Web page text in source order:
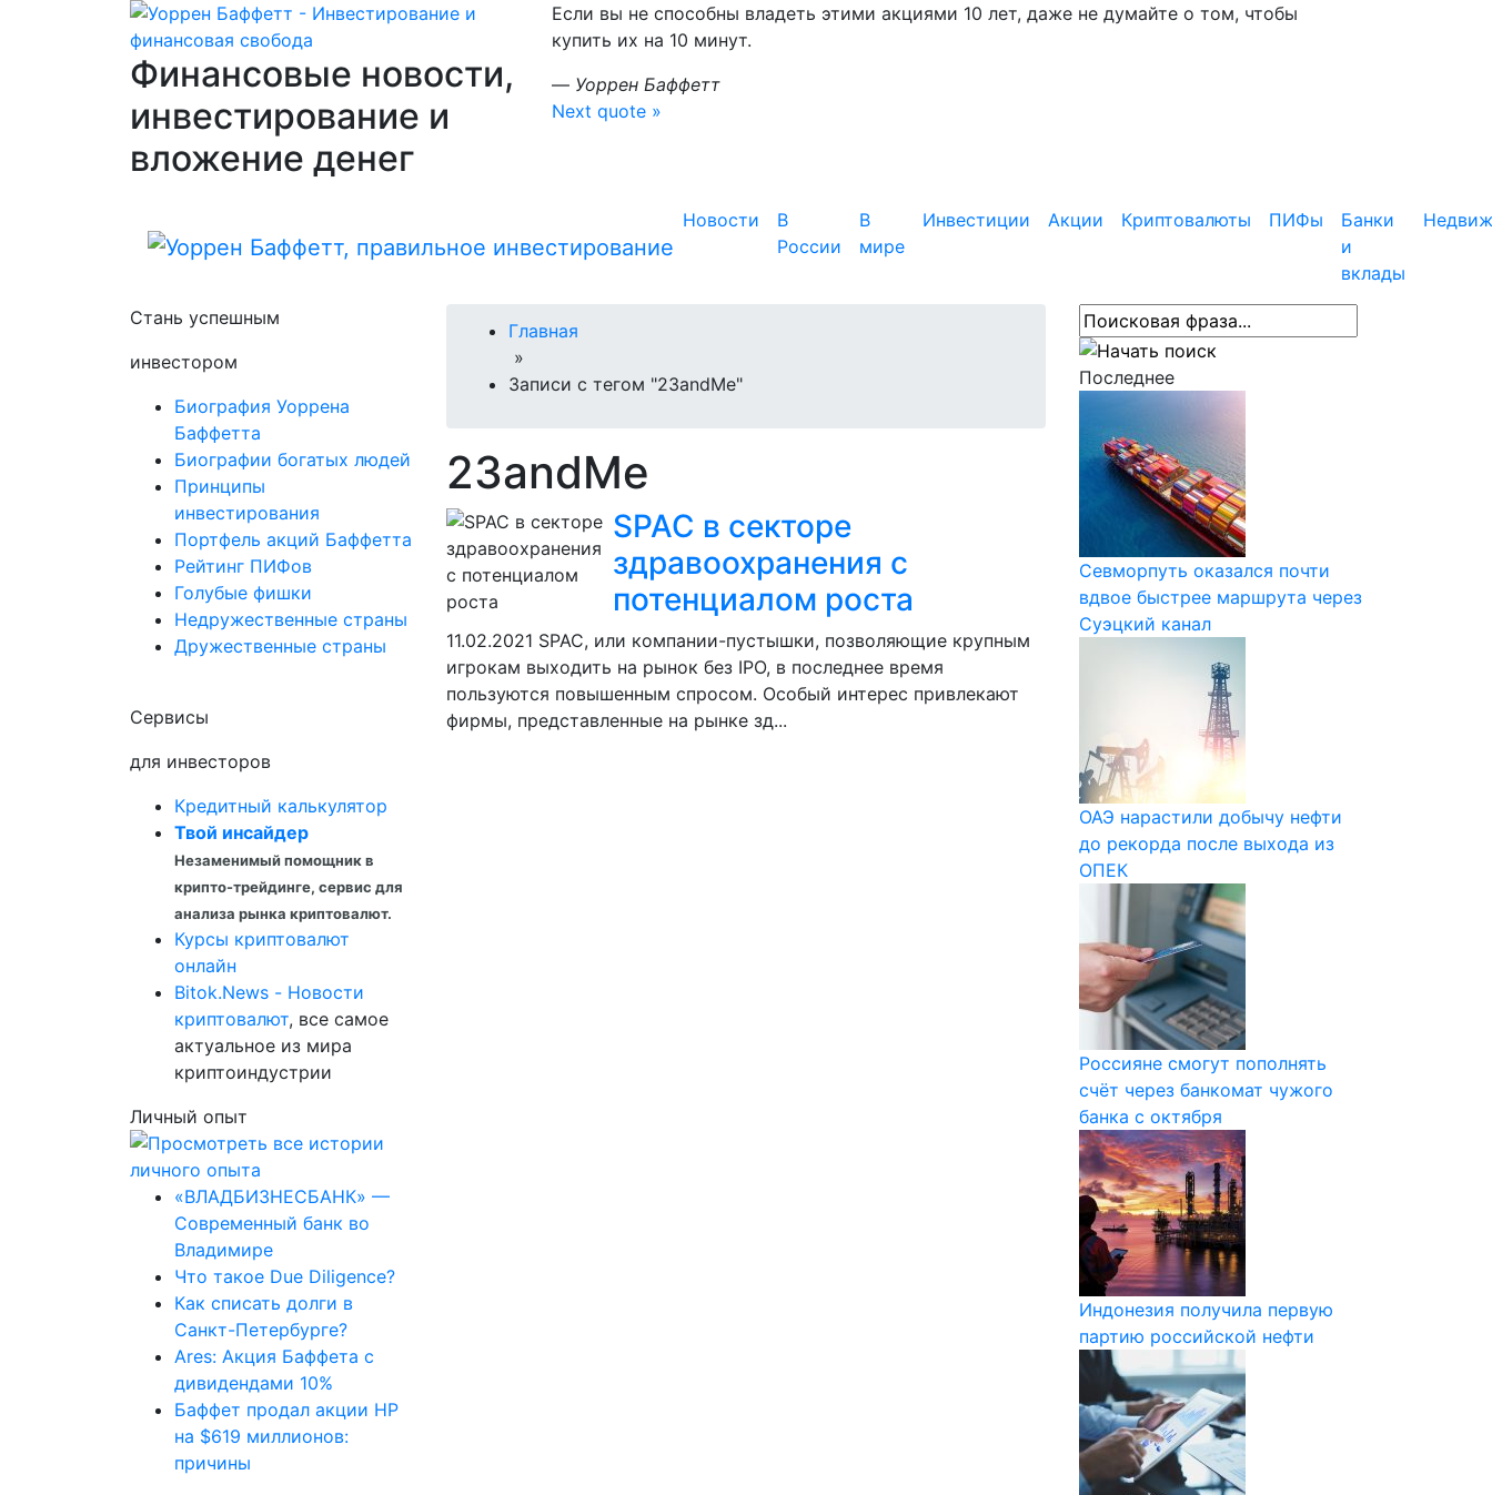
Финансовые новости,
инвестирование и
вложение денег
Если вы не способны владеть этими акциями 10 лет, даже не думайте о том, чтобы
купить их на 10 минут.
— Уоррен Баффетт
Next quote »
Новости
В
России
В
мире
Инвестиции Акции Криптовалюты ПИФы
Банки
и
вклады
Стань успешным
инвестором
Биография Уоррена
Баффетта
Биографии богатых людей
Принципы
инвестирования
Портфель акций Баффетта
Рейтинг ПИФов
Голубые фишки
Недружественные страны
Дружественные страны
Сервисы
для инвесторов
Кредитный калькулятор
Твой инсайдер
Незаменимый помощник в
крипто-трейдинге, сервис для
анализа рынка криптовалют.
Курсы криптовалют
онлайн
Bitok.News - Новости
криптовалют, все самое
актуальное из мира
криптоиндустрии
Личный опыт
«ВЛАДБИЗНЕСБАНК» —
Современный банк во
Владимире
Что такое Due Diligence?
Как списать долги в
Санкт-Петербурге?
Ares: Акция Баффета с
дивидендами 10%
Баффет продал акции HP
на $619 миллионов:
причины
Главная
»
Записи с тегом "23andMe"
23andMe
SPAC в секторе
здравоохранения с
потенциалом роста
11.02.2021 SPAC, или компании-пустышки, позволяющие крупным
игрокам выходить на рынок без IPO, в последнее время
пользуются повышенным спросом. Особый интерес привлекают
фирмы, представленные на рынке зд...
Последнее
Севморпуть оказался почти
вдвое быстрее маршрута через
Суэцкий канал
ОАЭ нарастили добычу нефти
до рекорда после выхода из
ОПЕК
Россияне смогут пополнять
счёт через банкомат чужого
банка с октября
Индонезия получила первую
партию российской нефти